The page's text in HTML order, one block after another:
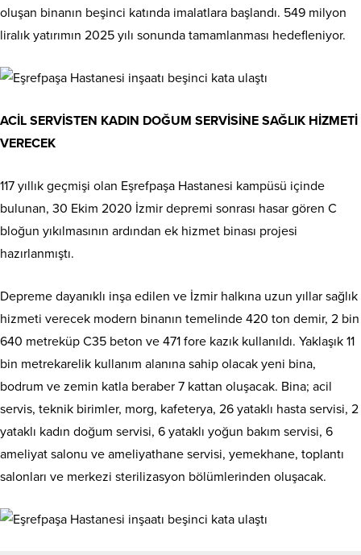
oluşan binanın beşinci katında imalatlara başlandı. 549 milyon
liralık yatırımın 2025 yılı sonunda tamamlanması hedefleniyor.
ACİL SERVİSTEN KADIN DOĞUM SERVİSİNE SAĞLIK HİZMETİ
VERECEK
117 yıllık geçmişi olan Eşrefpaşa Hastanesi kampüsü içinde
bulunan, 30 Ekim 2020 İzmir depremi sonrası hasar gören C
bloğun yıkılmasının ardından ek hizmet binası projesi
hazırlanmıştı.
Depreme dayanıklı inşa edilen ve İzmir halkına uzun yıllar sağlık
hizmeti verecek modern binanın temelinde 420 ton demir, 2 bin
640 metreküp C35 beton ve 471 fore kazık kullanıldı. Yaklaşık 11
bin metrekarelik kullanım alanına sahip olacak yeni bina,
bodrum ve zemin katla beraber 7 kattan oluşacak. Bina; acil
servis, teknik birimler, morg, kafeterya, 26 yataklı hasta servisi, 2
yataklı kadın doğum servisi, 6 yataklı yoğun bakım servisi, 6
ameliyat salonu ve ameliyathane servisi, yemekhane, toplantı
salonları ve merkezi sterilizasyon bölümlerinden oluşacak.